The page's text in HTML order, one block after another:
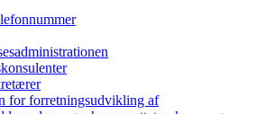
for forretningsudvikling af